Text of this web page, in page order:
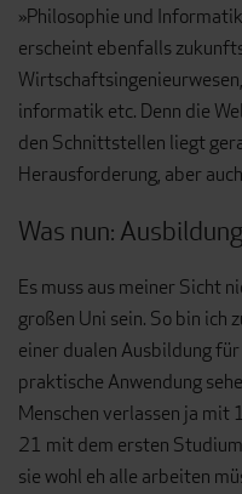
»Philosophie und
erscheint ebenfalls
informatik etc. Denn die
den Schnitt­stellen liegt
Herausforderung, aber
Was nun:
Es muss aus meiner Sicht
großen Uni sein. So bin ich
einer dualen Ausbil­dung
praktische Anwendung
Menschen verlassen ja
21 mit dem ersten
sie wohl eh alle arbeiten